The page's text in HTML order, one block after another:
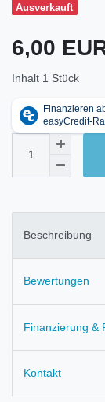
Ausverkauft
6,00
Inhalt 1 Stück
Beschreibung
Bewertungen
Finanzierung &
Kontakt